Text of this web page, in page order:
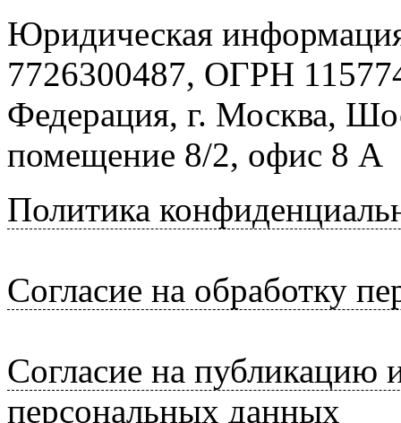
Юридическая
7726300487, ОГРН
Федерация, г. Москва,
помещение 8/2, офис 8 А
Политика
Согласие на обработку
Согласие на публикацию
персональных данных